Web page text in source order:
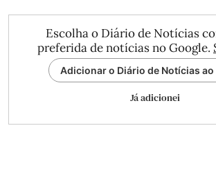
Escolha o Diário de Notícias
preferida de notícias no Google.
Adicionar o Diário de Notícias ao
Já adicionei